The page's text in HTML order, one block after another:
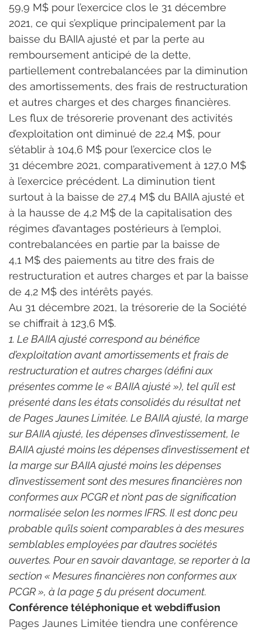
59,9 M$ pour l’exercice clos le 31 décembre
2021, ce qui s’explique principalement par la
baisse du BAIIA ajusté et par la perte au
remboursement anticipé de la dette,
partiellement contrebalancées par la diminution
des amortissements, des frais de restructuration
et autres charges et des charges financières.
Les flux de trésorerie provenant des activités
d’exploitation ont diminué de 22,4 M$, pour
s’établir à 104,6 M$ pour l’exercice clos le
31 décembre 2021, comparativement à 127,0 M$
à l’exercice précédent. La diminution tient
surtout à la baisse de 27,4 M$ du BAIIA ajusté et
à la hausse de 4,2 M$ de la capitalisation des
régimes d’avantages postérieurs à l’emploi,
contrebalancées en partie par la baisse de
4,1 M$ des paiements au titre des frais de
restructuration et autres charges et par la baisse
de 4,2 M$ des intérêts payés.
Au 31 décembre 2021, la trésorerie de la Société
se chiffrait à 123,6 M$.
1. Le BAIIA ajusté correspond au bénéfice
d’exploitation avant amortissements et frais de
restructuration et autres charges (défini aux
présentes comme le « BAIIA ajusté »), tel qu’il est
présenté dans les états consolidés du résultat net
de Pages Jaunes Limitée. Le BAIIA ajusté, la marge
sur BAIIA ajusté, les dépenses d’investissement, le
BAIIA ajusté moins les dépenses d’investissement et
la marge sur BAIIA ajusté moins les dépenses
d’investissement sont des mesures financières non
conformes aux PCGR et n’ont pas de signification
normalisée selon les normes IFRS. Il est donc peu
probable qu’ils soient comparables à des mesures
semblables employées par d’autres sociétés
ouvertes. Pour en savoir davantage, se reporter à la
section « Mesures financières non conformes aux
PCGR », à la page 5 du présent document.
Conférence téléphonique et webdiffusion
Pages Jaunes Limitée tiendra une conférence